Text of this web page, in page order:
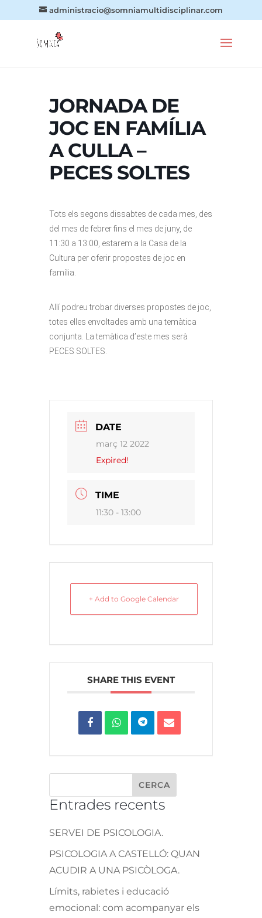
administracio@somniamultidisciplinar.com
JORNADA DE
JOC EN FAMÍLIA
A CULLA –
PECES SOLTES
Tots els segons dissabtes de cada mes, des
del mes de febrer fins el mes de juny, de
11:30 a 13:00, estarem a la Casa de la
Cultura per oferir propostes de joc en
família.
Allí podreu trobar diverses propostes de joc,
totes elles envoltades amb una temàtica
conjunta. La temàtica d’este mes serà
PECES SOLTES.
DATE
març 12 2022
Expired!
TIME
11:30 - 13:00
+ Add to Google Calendar
SHARE THIS EVENT
Entrades recents
SERVEI DE PSICOLOGIA.
PSICOLOGIA A CASTELLÓ: QUAN
ACUDIR A UNA PSICÒLOGA.
Límits, rabietes i educació
emocional: com acompanyar els